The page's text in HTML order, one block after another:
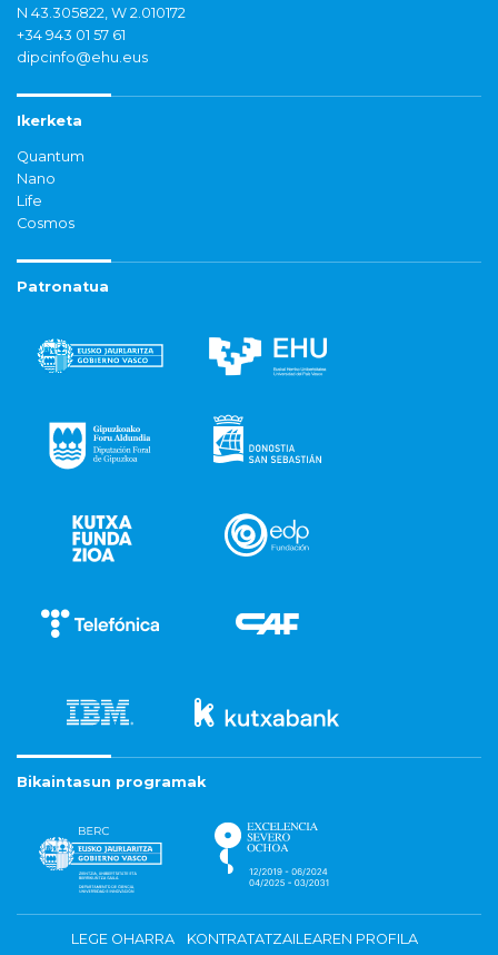
N 43.305822, W 2.010172
+34 943 01 57 61
dipcinfo@ehu.eus
Ikerketa
Quantum
Nano
Life
Cosmos
Patronatua
Bikaintasun programak
LEGE OHARRA
KONTRATATZAILEAREN PROFILA